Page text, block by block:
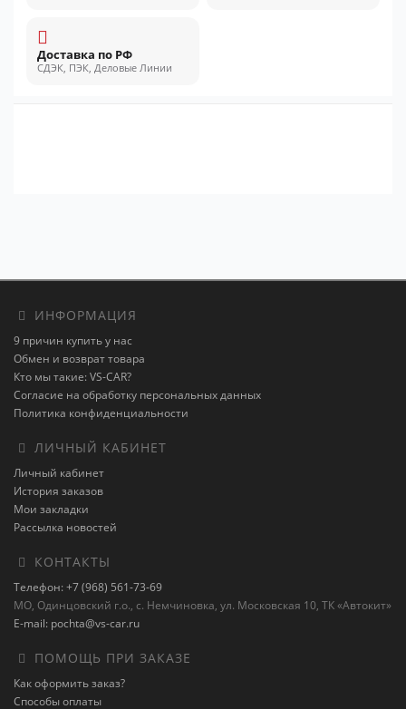
Доставка по РФ
СДЭК, ПЭК, Деловые Линии
ИНФОРМАЦИЯ
9 причин купить у нас
Обмен и возврат товара
Кто мы такие: VS-CAR?
Согласие на обработку персональных данных
Политика конфиденциальности
ЛИЧНЫЙ КАБИНЕТ
Личный кабинет
История заказов
Мои закладки
Рассылка новостей
КОНТАКТЫ
Телефон: +7 (968) 561-73-69
МО, Одинцовский г.о., с. Немчиновка, ул. Московская 10, ТК «Автокит»
E-mail: pochta@vs-car.ru
ПОМОЩЬ ПРИ ЗАКАЗЕ
Как оформить заказ?
Способы оплаты